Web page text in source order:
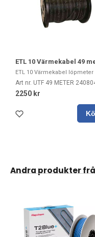
ETL 10 Värmekabel 49
ETL 10 Värmekabel löpmeter
Art nr. UTF 49 METER
2250 kr
Andra produkter